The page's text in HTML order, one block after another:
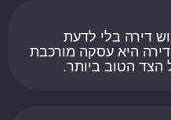
דירה בלי לדעת
דירה היא עסקה מורכבת
הצד הטוב ביותר.